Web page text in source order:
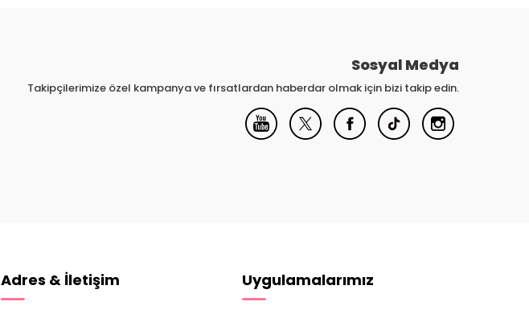
Sosyal Medya
Takipçilerimize özel kampanya ve fırsatlardan haberdar olmak için bizi takip edin.
Adres & İletişim Uygulamalarımız